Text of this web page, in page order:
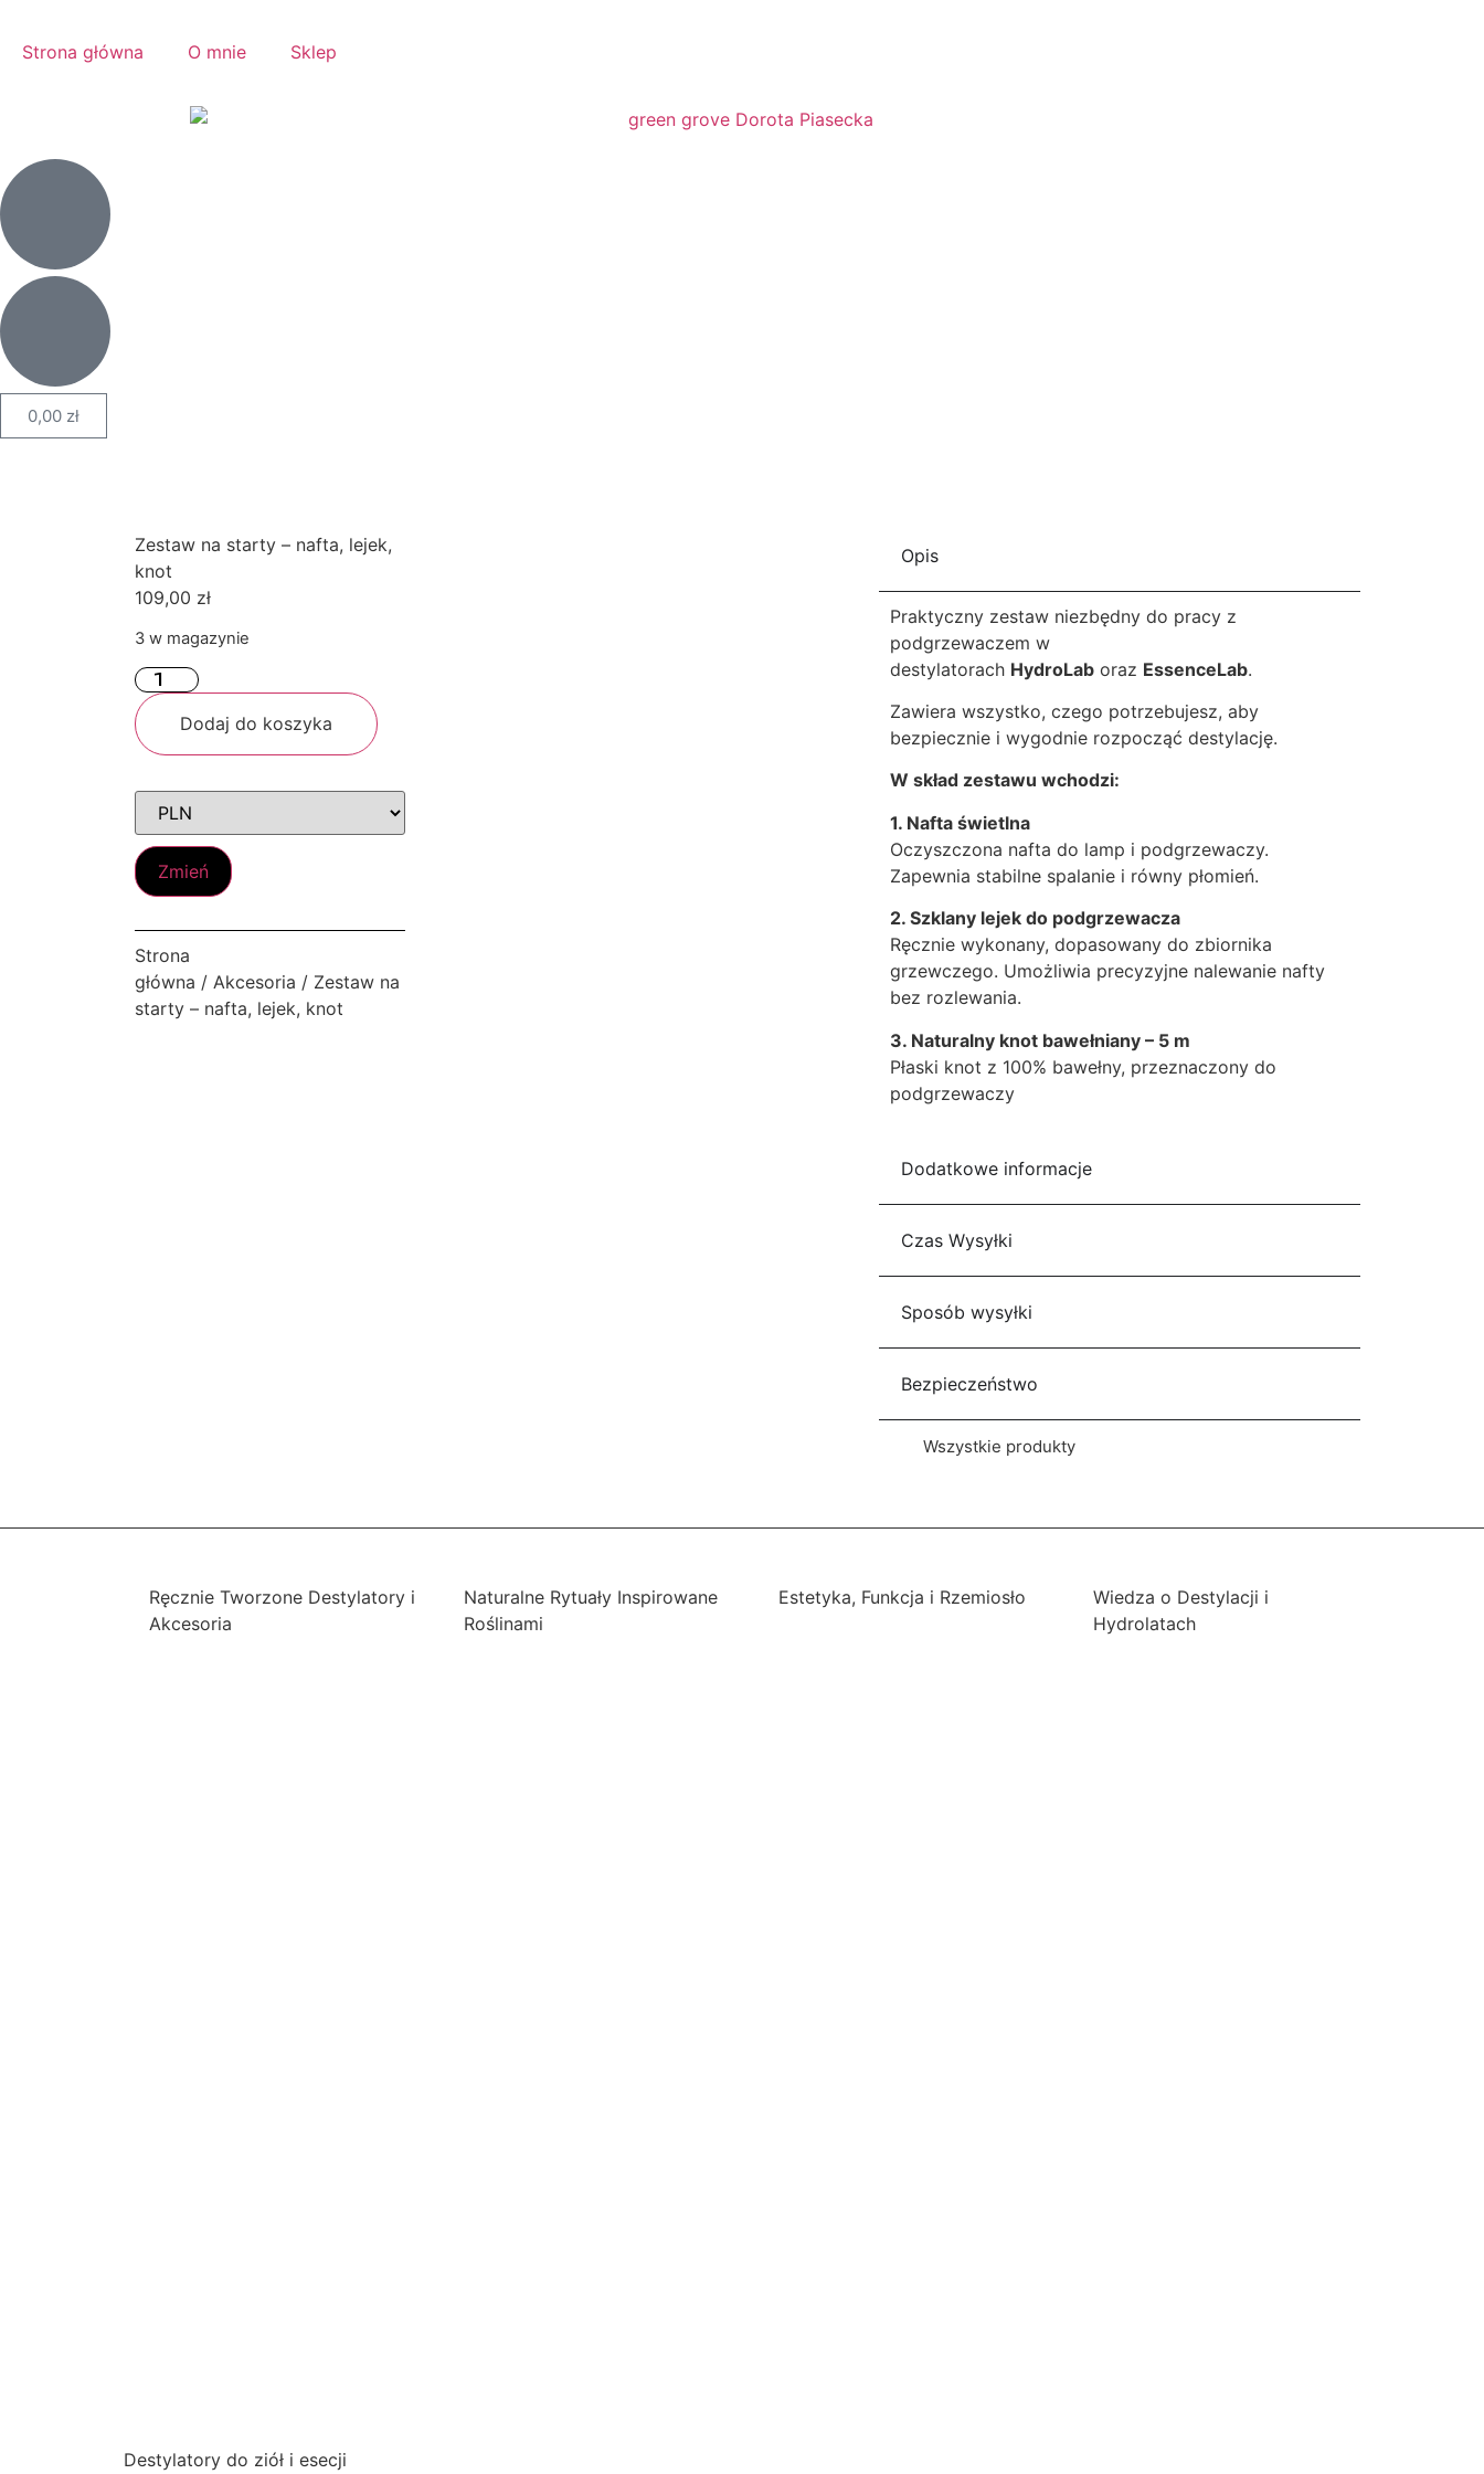
Strona główna O mnie Sklep
0,00 zł
Zestaw na starty – nafta, lejek,
knot
109,00 zł
3 w magazynie
Dodaj do koszyka
Zmień
Strona
główna / Akcesoria / Zestaw na
starty – nafta, lejek, knot
Opis
Praktyczny zestaw niezbędny do pracy z
podgrzewaczem w
destylatorach HydroLab oraz EssenceLab.
Zawiera wszystko, czego potrzebujesz, aby
bezpiecznie i wygodnie rozpocząć destylację.
W skład zestawu wchodzi:
1. Nafta świetlna
Oczyszczona nafta do lamp i podgrzewaczy.
Zapewnia stabilne spalanie i równy płomień.
2. Szklany lejek do podgrzewacza
Ręcznie wykonany, dopasowany do zbiornika
grzewczego. Umożliwia precyzyjne nalewanie nafty
bez rozlewania.
3. Naturalny knot bawełniany – 5 m
Płaski knot z 100% bawełny, przeznaczony do
podgrzewaczy
Dodatkowe informacje
Czas Wysyłki
Sposób wysyłki
Bezpieczeństwo
Wszystkie produkty
Ręcznie Tworzone Destylatory i
Akcesoria
Naturalne Rytuały Inspirowane
Roślinami
Estetyka, Funkcja i Rzemiosło
Wiedza o Destylacji i
Hydrolatach
Destylatory do ziół i esecji